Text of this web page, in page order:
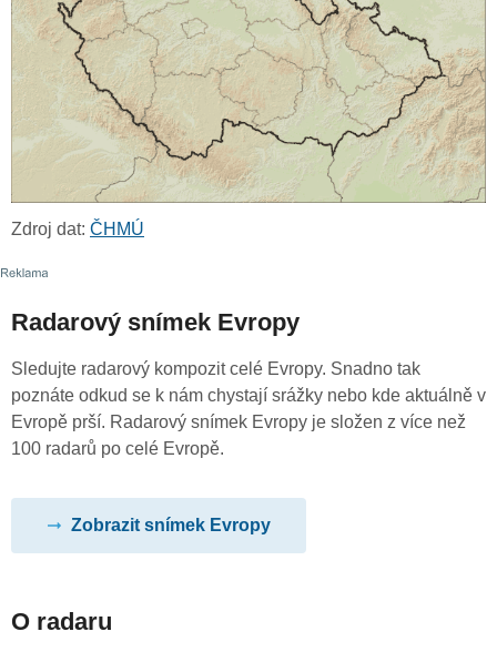
Zdroj dat: ČHMÚ
Radarový snímek Evropy
Sledujte radarový kompozit celé Evropy. Snadno tak
poznáte odkud se k nám chystají srážky nebo kde aktuálně v
Evropě prší. Radarový snímek Evropy je složen z více než
100 radarů po celé Evropě.
Zobrazit snímek Evropy
O radaru